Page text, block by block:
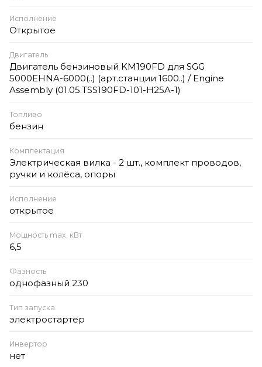
Исполнение
Открытое
Двигатель
Двигатель бензиновый KM190FD для SGG
5000EHNA-6000(..) (арт.станции 1600..) / Engine
Assembly (01.05.TSS190FD-101-H25A-1)
Топливо
бензин
Комплектация
Электрическая вилка - 2 шт., комплект проводов,
ручки и колёса, опоры
Исполнение
открытое
Мощность max, кВт
6,5
Фазность
однофазный 230
Тип запуска
электростартер
Инвертор
нет